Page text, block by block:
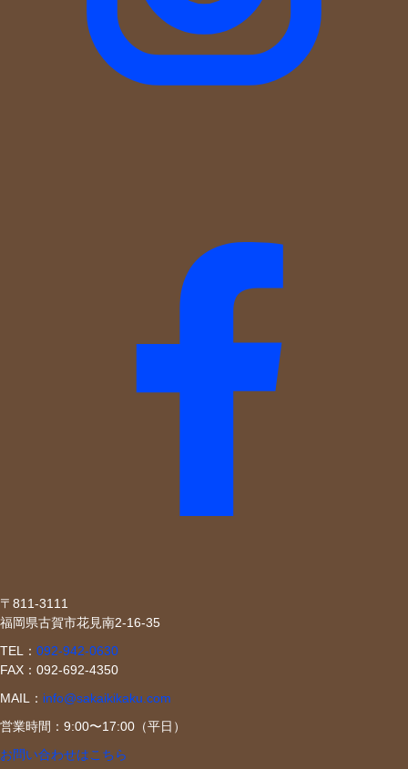
〒811-3111
福岡県古賀市花見南2-16-35
TEL： 092-942-0630
FAX：092-692-4350
MAIL： info@sakaikikaku.com
営業時間：9:00〜17:00（平日）
お問い合わせはこちら